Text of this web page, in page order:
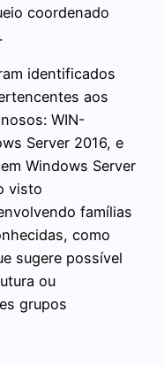
coordenado
identificados
aos
WIN-
Server 2016, e
Windows Server
visto
famílias
como
sugere possível
ou
grupos